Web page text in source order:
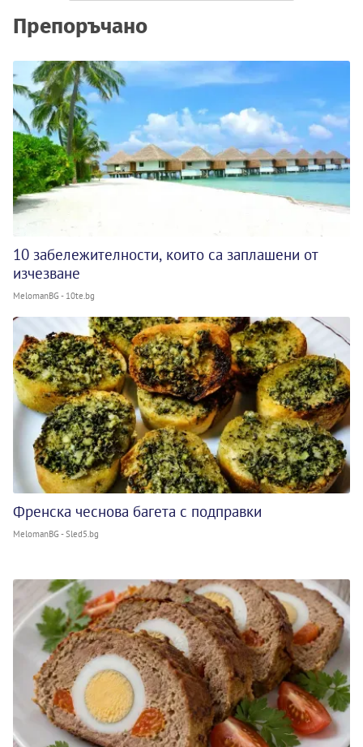
Препоръчано
10 забележителности, които са заплашени от
изчезване
MelomanBG - 10te.bg
Френска чеснова багета с подправки
MelomanBG - Sled5.bg